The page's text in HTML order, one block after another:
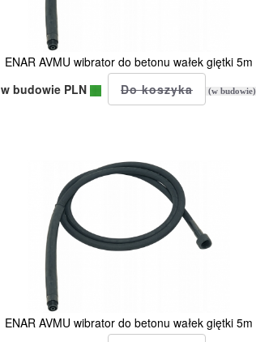
ENAR AVMU wibrator do betonu wałek giętki 5m
w budowie PLN
(w budowie)
ENAR AVMU wibrator do betonu wałek giętki 5m